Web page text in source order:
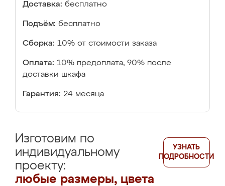
Доставка: бесплатно
Подъём: бесплатно
Сборка: 10% от стоимости заказа
Оплата: 10% предоплата, 90% после
доставки шкафа
Гарантия: 24 месяца
Изготовим по
индивидуальному
проекту:
любые размеры, цвета
УЗНАТЬ
ПОДРОБНОСТИ